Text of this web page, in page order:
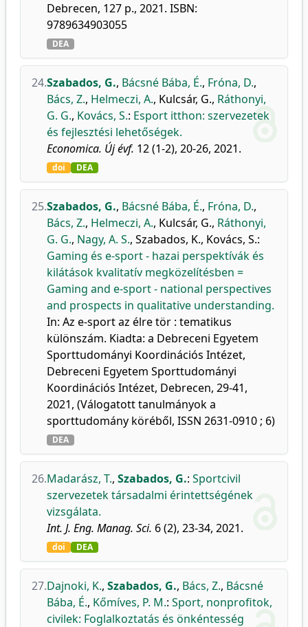
Debrecen, 127 p., 2021. ISBN:
9789634903055
DEA
24.Szabados, G., Bácsné Bába, É., Fróna, D.,
Bács, Z., Helmeczi, A., Kulcsár, G., Ráthonyi,
G. G., Kovács, S.: Esport itthon: szervezetek
és fejlesztési lehetőségek.
Economica. Új évf. 12 (1-2), 20-26, 2021.
doi DEA
25.Szabados, G., Bácsné Bába, É., Fróna, D.,
Bács, Z., Helmeczi, A., Kulcsár, G., Ráthonyi,
G. G., Nagy, A. S., Szabados, K., Kovács, S.:
Gaming és e-sport - hazai perspektívák és
kilátások kvalitatív megközelítésben =
Gaming and e-sport - national perspectives
and prospects in qualitative understanding.
In: Az e-sport az élre tör : tematikus
különszám. Kiadta: a Debreceni Egyetem
Sporttudományi Koordinációs Intézet,
Debreceni Egyetem Sporttudományi
Koordinációs Intézet, Debrecen, 29-41,
2021, (Válogatott tanulmányok a
sporttudomány köréből, ISSN 2631-0910 ; 6)
DEA
26.Madarász, T., Szabados, G.: Sportcivil
szervezetek társadalmi érintettségének
vizsgálata.
Int. J. Eng. Manag. Sci. 6 (2), 23-34, 2021.
doi DEA
27.Dajnoki, K., Szabados, G., Bács, Z., Bácsné
Bába, É., Kőmíves, P. M.: Sport, nonprofitok,
civilek: Foglalkoztatás és önkéntesség